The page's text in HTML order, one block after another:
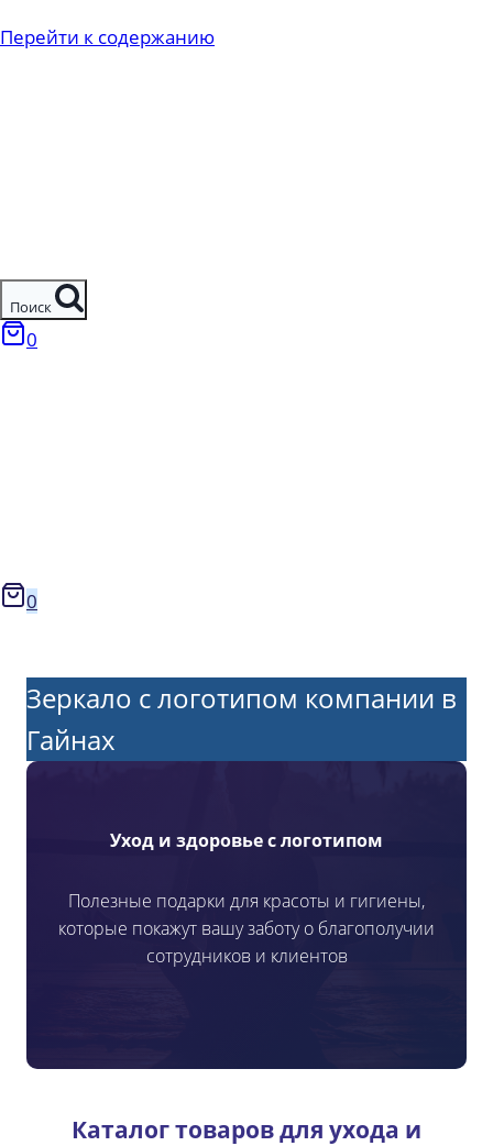
Перейти к содержанию
Поиск
0
0
Зеркало с логотипом компании в
Гайнах
Уход и здоровье с логотипом
Полезные подарки для красоты и гигиены,
которые покажут вашу заботу о благополучии
сотрудников и клиентов
Каталог товаров для ухода и